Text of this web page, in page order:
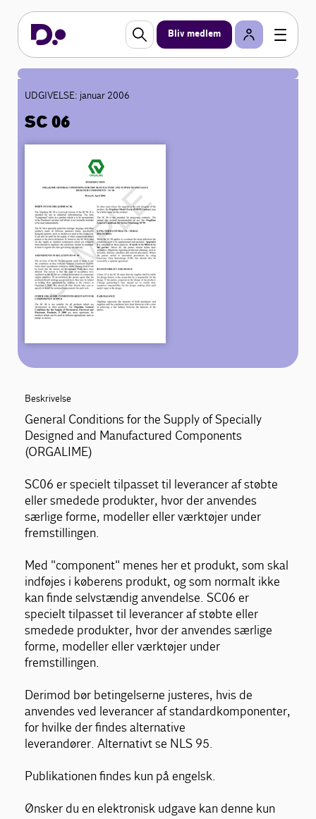
Bliv medlem
UDGIVELSE: januar 2006
SC 06
Beskrivelse
General Conditions for the Supply of Specially
Designed and Manufactured Components
(ORGALIME)
SC06 er specielt tilpasset til leverancer af støbte
eller smedede produkter, hvor der anvendes
særlige forme, modeller eller værktøjer under
fremstillingen.
Med "component" menes her et produkt, som skal
indføjes i køberens produkt, og som normalt ikke
kan finde selvstændig anvendelse. SC06 er
specielt tilpasset til leverancer af støbte eller
smedede produkter, hvor der anvendes særlige
forme, modeller eller værktøjer under
fremstillingen.
Derimod bør betingelserne justeres, hvis de
anvendes ved leverancer af standardkomponenter,
for hvilke der findes alternative
leverandører. Alternativt se NLS 95.
Publikationen findes kun på engelsk.
Ønsker du en elektronisk udgave kan denne kun